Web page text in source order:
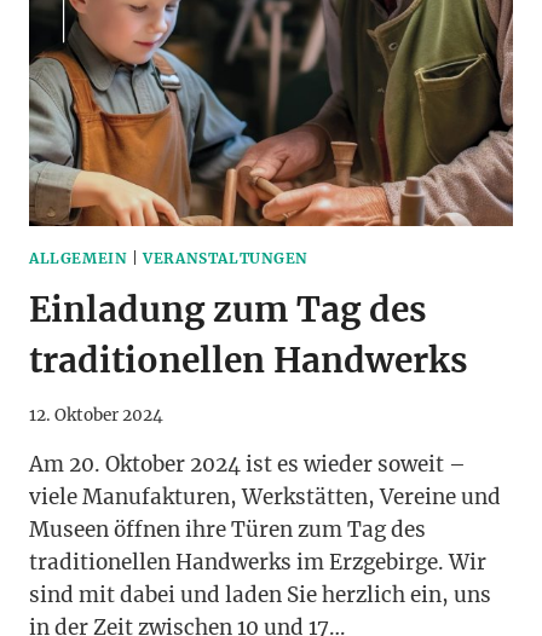
KREATIVITÄT
ALLGEMEIN |VERANSTALTUNGEN
Einladung zum Tag des
traditionellen Handwerks
12. Oktober 2024
Am 20. Oktober 2024 ist es wieder soweit –
viele Manufakturen, Werkstätten, Vereine und
Museen öffnen ihre Türen zum Tag des
traditionellen Handwerks im Erzgebirge. Wir
sind mit dabei und laden Sie herzlich ein, uns
in der Zeit zwischen 10 und 17…